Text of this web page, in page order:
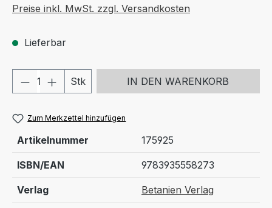
Preise inkl. MwSt. zzgl. Versandkosten
Lieferbar
Produkt Anzahl: Gib den
Stk IN DEN WARENKORB
Zum Merkzettel hinzufügen
Artikelnummer 175925
ISBN/EAN 9783935558273
Verlag Betanien Verlag